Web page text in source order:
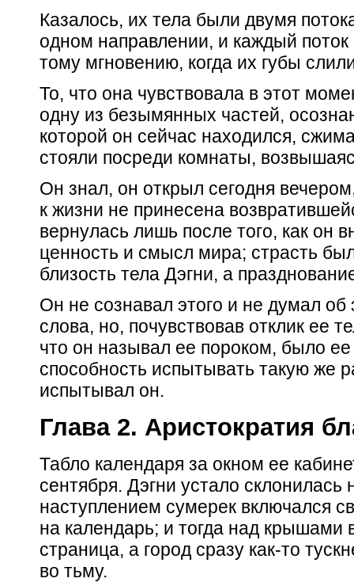
Казалось, их тела были двумя
одном направлении, и каждый поток
тому мгновению, когда их губы
То, что она чувствовала в этот
одну из безымянных частей,
которой он сейчас находился,
стояли посреди комнаты,
Он знал, он открыл сегодня
к жизни не принесена
вернулась лишь после того, как он
ценность и смысл мира; страсть
близость тела Дэгни, а
Он не сознавал этого и не думал
слова, но, почувствовав отклик ее
что он называл ее пороком, было
способность испытывать такую же
испытывал он.
Глава 2. Аристократия
Табло календаря за окном ее
сентября. Дэгни устало склонилась
наступлением сумерек включался
на календарь; и тогда над крышами
страница, а город сразу как-то
во тьму.